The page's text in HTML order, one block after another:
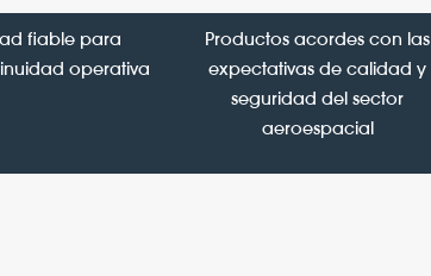
fiable para
operativa
Productos acordes con las
expectativas de calidad y
seguridad del sector
aeroespacial